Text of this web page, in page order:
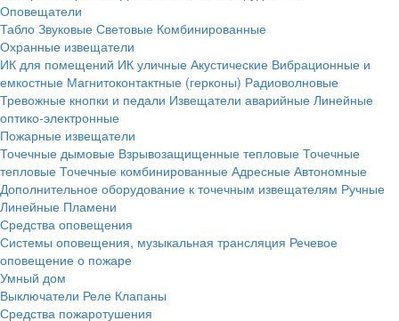
Оповещатели
Табло Звуковые Световые Комбинированные
Охранные извещатели
ИК для помещений ИК уличные Акустические Вибрационные и
емкостные Магнитоконтактные (герконы) Радиоволновые
Тревожные кнопки и педали Извещатели аварийные Линейные
оптико-электронные
Пожарные извещатели
Точечные дымовые Взрывозащищенные тепловые Точечные
тепловые Точечные комбинированные Адресные Автономные
Дополнительное оборудование к точечным извещателям Ручные
Линейные Пламени
Средства оповещения
Системы оповещения, музыкальная трансляция Речевое
оповещение о пожаре
Умный дом
Выключатели Реле Клапаны
Средства пожаротушения